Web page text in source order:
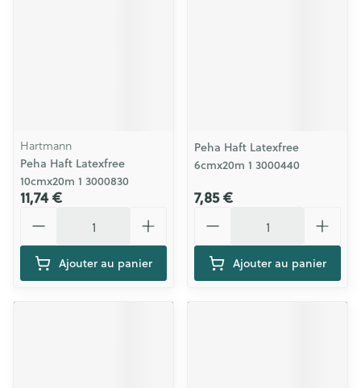
Hartmann
Peha Haft Latexfree
10cmx20m 1 3000830
11,74 €
Ajouter au panier
Peha Haft Latexfree
6cmx20m 1 3000440
7,85 €
Ajouter au panier